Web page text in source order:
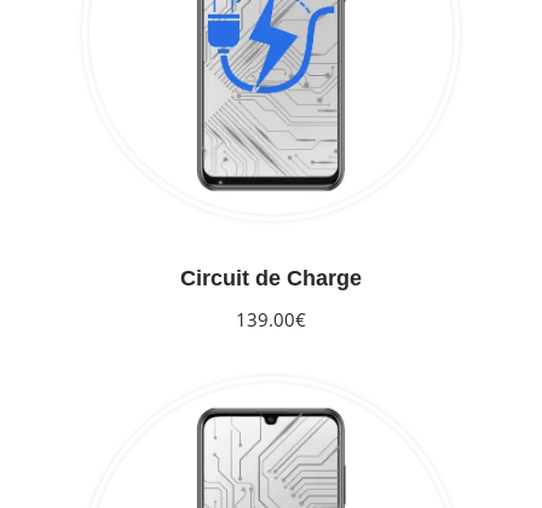
Circuit de Charge
139.00€